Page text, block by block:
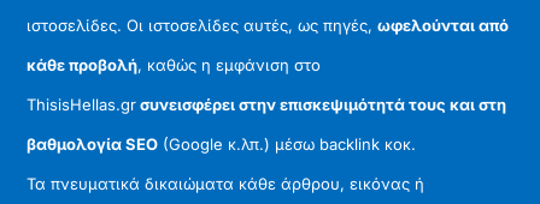
ιστοσελίδες. Οι ιστοσελίδες αυτές, ως πηγές,ωφελούνται από
κάθε προβολή, καθώς η εμφάνιση στο
ThisisHellas.grσυνεισφέρει στην επισκεψιμότητά τους και στη
βαθμολογία SEO (Google κ.λπ.) μέσω backlink κοκ.
Τα πνευματικά δικαιώματα κάθε άρθρου, εικόνας ή